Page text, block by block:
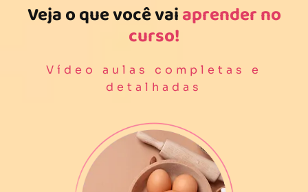
Veja o que você vaiaprender no
curso!
Vídeo aulas completas e
detalhadas